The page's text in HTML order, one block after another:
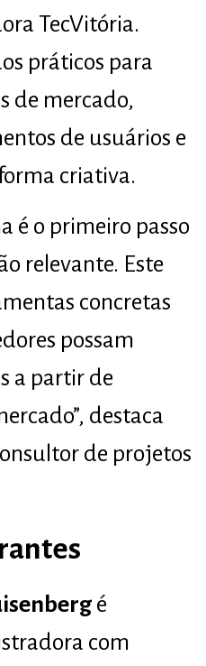
TecVitória.
práticos para
de mercado,
de usuários e
criativa.
é o primeiro passo
relevante. Este
concretas
possam
a partir de
destaca
de projetos
é
com